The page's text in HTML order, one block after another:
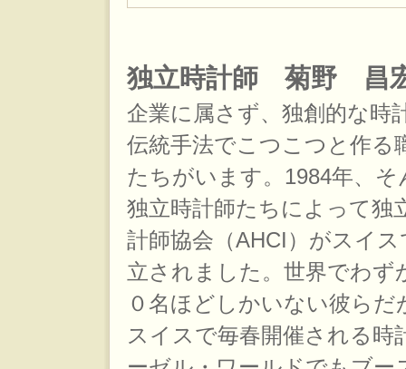
独立時計師 菊野 昌
企業に属さず、独創的な時
伝統手法でこつこつと作る
たちがいます。1984年、そ
独立時計師たちによって独
計師協会（AHCI）がスイス
立されました。世界でわず
０名ほどしかいない彼らだ
スイスで毎春開催される時